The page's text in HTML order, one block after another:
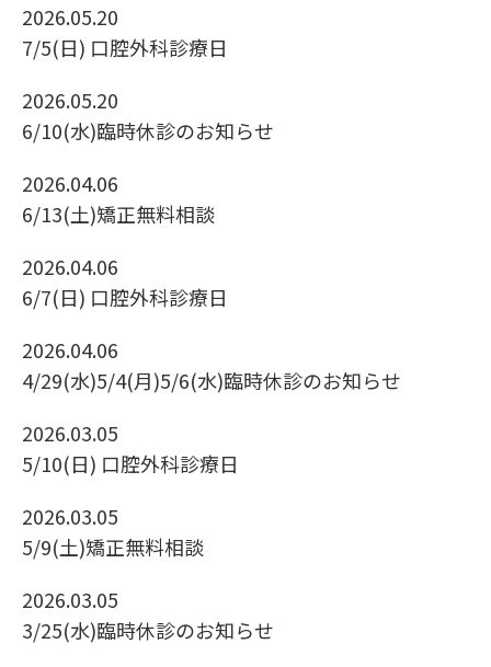
2026.05.20
7/5(日) 口腔外科診療日
2026.05.20
6/10(水)臨時休診のお知らせ
2026.04.06
6/13(土)矯正無料相談
2026.04.06
6/7(日) 口腔外科診療日
2026.04.06
4/29(水)5/4(月)5/6(水)臨時休診のお知らせ
2026.03.05
5/10(日) 口腔外科診療日
2026.03.05
5/9(土)矯正無料相談
2026.03.05
3/25(水)臨時休診のお知らせ